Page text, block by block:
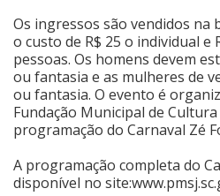
Os ingressos são vendidos na
o custo de R$ 25 o individual e
pessoas. Os homens devem
ou fantasia e as mulheres de
ou fantasia. O evento é
Fundação Municipal de
programação do Carnaval Zé
A programação completa do
disponível no site: